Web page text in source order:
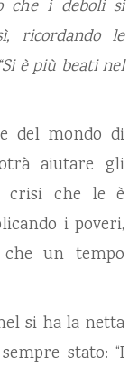
che i deboli si
ricordando le
è più beati nel
del mondo di
aiutare gli
crisi che le è
i poveri,
un tempo
si ha la netta
stato: “I